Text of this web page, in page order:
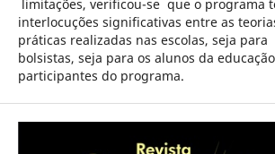
limitações, verificou-se que o programa
interlocuções significativas entre as
práticas realizadas nas escolas, seja para
bolsistas, seja para os alunos da
participantes do programa.